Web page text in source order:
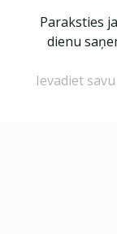
Paraksties
dienu